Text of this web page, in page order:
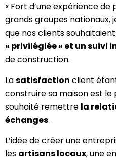
« Fort d’une expérience de
grands groupes nationaux,
que nos clients
« privilégiée » et un suivi
de construction.
Lasatisfaction client
construire sa maison est le
souhaité remettre la
échanges.
L’idée de créer une
les artisans locaux, une